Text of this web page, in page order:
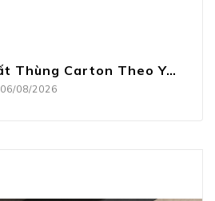
Dịch Vụ Sản Xuất Thùng Carton Theo Yêu Cầu
06/08/2026